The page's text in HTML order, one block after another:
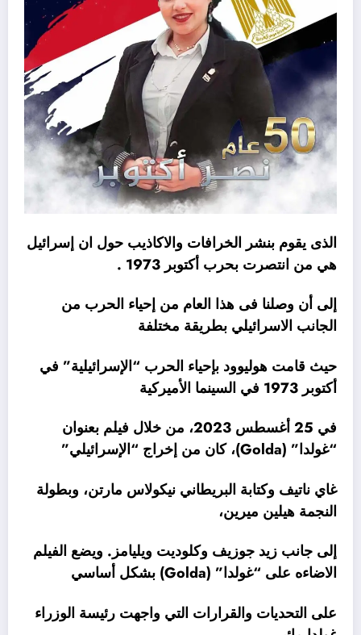
الذى يقوم بنشر الخرافات والاكاذيب حول ان إسرائيل
هي من انتصرت بحرب أكتوبر 1973 .
إلى أن وصلنا فى هذا العام من إحياء الحرب من
الجانب الاسرائيلي بطريقة مختلفة
حيث قامت هوليوود بإحياء الحرب “الإسرائيلية” في
أكتوبر 1973 في السينما الأميركية
في 25 أغسطس 2023، من خلال فيلم بعنوان
“غولدا” (Golda)، كان من إخراج “الإسرائيلي”
غاي ناتيف وكتابة البريطاني نيكولاس مارتن، وبطولة
النجمة هيلين ميرين،
إلى جانب زيد جوزيف وكلوديت ويليامز. ويضع الفيلم
الاضاءه على “غولدا” (Golda) بشكل أساسي
على التحديات والقرارات التي واجهت رئيسة الوزراء